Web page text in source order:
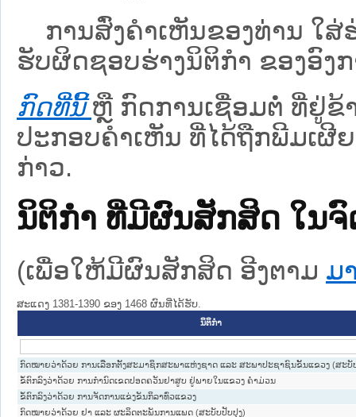
ການສົ່ງຄໍາເຫັນຂອງທ່ານ ໃສ່
ຮັບຜິດຊອບຮ່າງນິຕິກຳ ຂອງອົງ
ກົດທີ່ນີ້ ຫຼື ກົດການເຊື່ອມຕໍ່ ທີ່ຢູ່ຂ້
ປະກອບຄຳເຫັນ ທີ່ໄດ້ຖືກພີມເຜີ
ກ່າວ.
ນິຕິກໍາ ທີ່ມີຜົນສັກສິດ ໃນ
(ເພື່ອໃຫ້ມີຜົນສັກສິດ ອີງຕາມ ມ
ສະແດງ 1381-1390 ຂອງ 1468 ຜົນທີ່ໄດ້ຮັບ.
ນິຕິກໍາ
ກົດໝາຍວ່າດ້ວຍ ການເລືອກຕັ້ງສະມາຊິກສະພາແຫ່ງຊາດ ແລະ ສະພາປະຊາຊົນຂັ້ນແຂວງ (ສະບັ
ຂໍ້ຕົກລົງວ່າດ້ວຍ ການກຳນົດເຂດປອດຄວັນຢາສູບ ຢູ່ພາຍໃນແຂວງ ຄຳມ່ວນ
ຂໍ້ຕົກລົງວ່າດ້ວຍ ການຈັດການແຂ່ງຂັນກິລາທົ່ວແຂວງ
ກົດໝາຍວ່າດ້ວຍ ຢາ ແລະ ຜະລິດຕະພັນການແພດ (ສະບັບປັບປຸງ)